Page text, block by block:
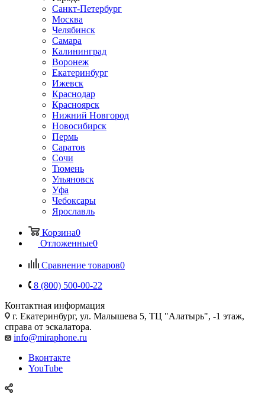
Санкт-Петербург
Москва
Челябинск
Самара
Калининград
Воронеж
Екатеринбург
Ижевск
Краснодар
Красноярск
Нижний Новгород
Новосибирск
Пермь
Саратов
Сочи
Тюмень
Ульяновск
Уфа
Чебоксары
Ярославль
Корзина0
Отложенные0
Сравнение товаров0
8 (800) 500-00-22
Контактная информация
г. Екатеринбург, ул. Малышева 5, ТЦ "Алатырь", -1 этаж,
справа от эскалатора.
info@miraphone.ru
Вконтакте
YouTube